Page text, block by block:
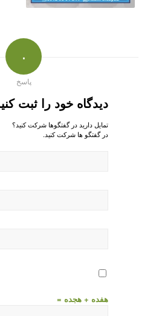
۰
پاسخ
دیدگاه خود را ثبت
تمایل دارید در گفتگوها شرکت کنید؟
در گفتگو ها شرکت کنید.
هفده + هجده =